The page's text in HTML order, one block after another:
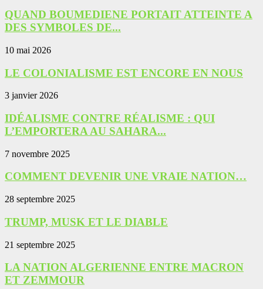
QUAND BOUMEDIENE PORTAIT ATTEINTE A
DES SYMBOLES DE...
10 mai 2026
LE COLONIALISME EST ENCORE EN NOUS
3 janvier 2026
IDÉALISME CONTRE RÉALISME : QUI
L’EMPORTERA AU SAHARA...
7 novembre 2025
COMMENT DEVENIR UNE VRAIE NATION…
28 septembre 2025
TRUMP, MUSK ET LE DIABLE
21 septembre 2025
LA NATION ALGERIENNE ENTRE MACRON
ET ZEMMOUR